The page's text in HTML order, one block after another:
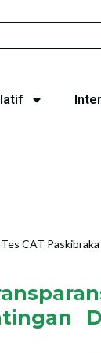
CAT